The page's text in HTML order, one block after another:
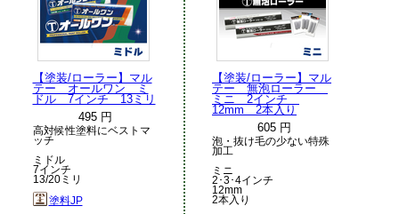
【塗装/ローラー】マル
テー オールワン ミ
ドル 7インチ 13ミリ
495 円
高対候性塗料にベストマ
ッチ
ミドル
7インチ
13/20ミリ
塗料JP
【塗装/ローラー】マル
テー 無泡ローラー
ミニ 2インチ
12mm 2本入り
605 円
泡・抜け毛の少ない特殊
加工
ミニ
2･3･4インチ
12mm
2本入り